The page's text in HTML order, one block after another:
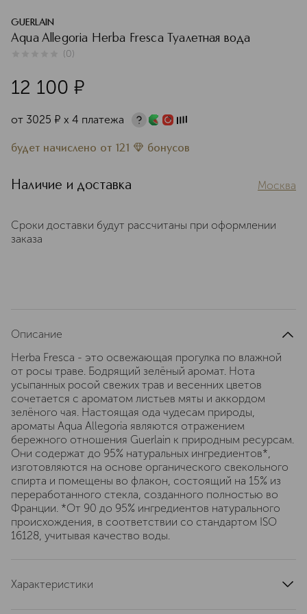
GUERLAIN
Aqua Allegoria Herba Fresca Туалетная вода
(0)
12 100 ¤
от 3025 ¤ х 4 платежа
будет начислено от 121 бонусов
Наличие и доставка Москва
Сроки доставки будут рассчитаны при оформлении
заказа
Описание
Herba Fresca - это освежающая прогулка по влажной
от росы траве. Бодрящий зелёный аромат. Нота
усыпанных росой свежих трав и весенних цветов
сочетается с ароматом листьев мяты и аккордом
зелёного чая. Настоящая ода чудесам природы,
ароматы Aqua Allegoria являются отражением
бережного отношения Guerlain к природным ресурсам.
Они содержат до 95% натуральных ингредиентов*,
изготовляются на основе органического свекольного
спирта и помещены во флакон, состоящий на 15% из
переработанного стекла, созданного полностью во
Франции. *От 90 до 95% ингредиентов натурального
происхождения, в соответствии со стандартом ISO
16128, учитывая качество воды.
Характеристики